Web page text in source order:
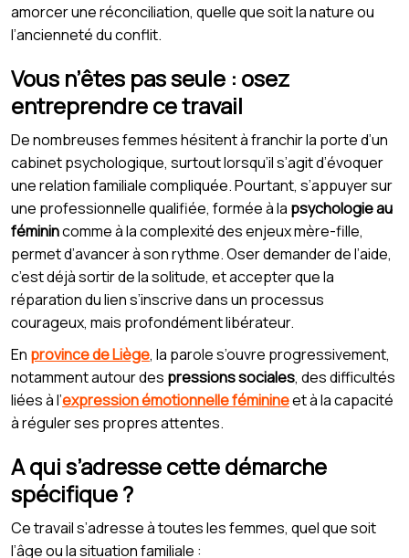
amorcer une réconciliation, quelle que soit la nature ou
l’ancienneté du conflit.
Vous n’êtes pas seule : osez
entreprendre ce travail
De nombreuses femmes hésitent à franchir la porte d’un
cabinet psychologique, surtout lorsqu’il s’agit d’évoquer
une relation familiale compliquée. Pourtant, s’appuyer sur
une professionnelle qualifiée, formée à la psychologie au
féminincomme à la complexité des enjeux mère-fille,
permet d’avancer à son rythme. Oser demander de l’aide,
c’est déjà sortir de la solitude, et accepter que la
réparation du lien s’inscrive dans un processus
courageux, mais profondément libérateur.
En province de Liège, la parole s’ouvre progressivement,
notamment autour des pressions sociales, des difficultés
liées à l’expression émotionnelle féminineet à la capacité
à réguler ses propres attentes.
A qui s’adresse cette démarche
spécifique ?
Ce travail s’adresse à toutes les femmes, quel que soit
l’âge ou la situation familiale :